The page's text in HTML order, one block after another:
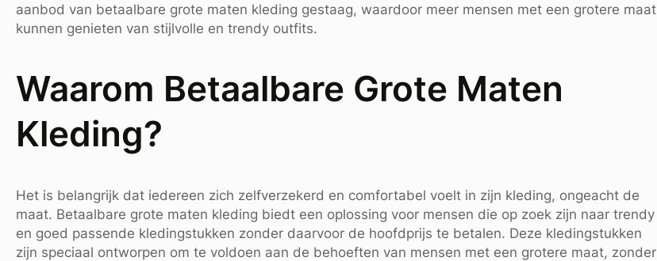
aanbod van betaalbare grote maten kleding gestaag, waardoor meer mensen met een grotere maat
kunnen genieten van stijlvolle en trendy outfits.
Waarom Betaalbare Grote Maten
Kleding?
Het is belangrijk dat iedereen zich zelfverzekerd en comfortabel voelt in zijn kleding, ongeacht de
maat. Betaalbare grote maten kleding biedt een oplossing voor mensen die op zoek zijn naar trendy
en goed passende kledingstukken zonder daarvoor de hoofdprijs te betalen. Deze kledingstukken
zijn speciaal ontworpen om te voldoen aan de behoeften van mensen met een grotere maat, zonder